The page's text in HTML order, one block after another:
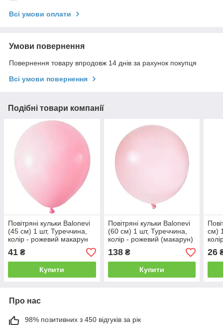
Всі умови оплати
Умови повернення
Повернення товару впродовж 14 днів за рахунок покупця
Всі умови повернення
Подібні товари компанії
Повітряні кульки Balonevi
(45 см) 1 шт, Туреччина,
колір - рожевий макарун
(пастель)
41 ₴
Купити
Повітряні кульки Balonevi
(60 см) 1 шт, Туреччина,
колір - рожевий (макарун)
138₴
Купити
см)
26
Про нас
98% позитивних з 450 відгуків за рік